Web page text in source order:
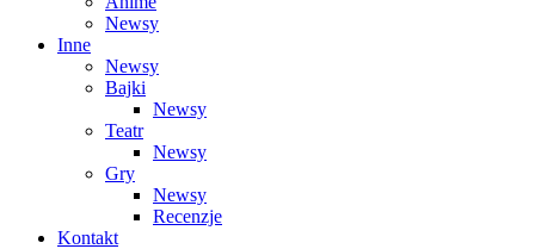
Newsy
Inne
Newsy
Bajki
Newsy
Teatr
Newsy
Gry
Newsy
Recenzje
Kontakt